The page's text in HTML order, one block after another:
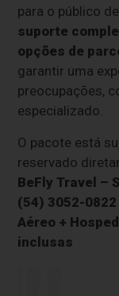
para o público
suporte
opções de
garantir uma
preocupações,
especializado.
O pacote está
reservado
BeFly Travel –
(54) 3052-0822
Aéreo +
inclusas